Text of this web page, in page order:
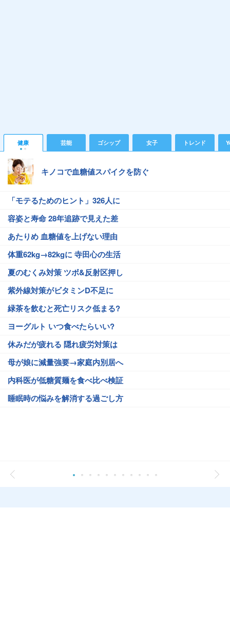
健康 芸能 ゴシップ 女子 トレンド
キノコで血糖値スパイクを防ぐ
「モテるためのヒント」326人に
容姿と寿命 28年追跡で見えた差
あたりめ 血糖値を上げない理由
体重62kg→82kgに 寺田心の生活
夏のむくみ対策 ツボ&反射区押し
紫外線対策がビタミンD不足に
緑茶を飲むと死亡リスク低まる?
ヨーグルト いつ食べたらいい?
休みだが疲れる 隠れ疲労対策は
母が娘に減量強要→家庭内別居へ
内科医が低糖質麺を食べ比べ検証
睡眠時の悩みを解消する過ごし方